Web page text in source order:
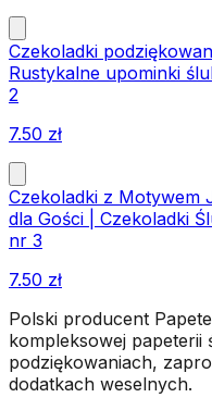
Czekoladki
Rustykalne upominki
2
7.50 zł
Czekoladki z Motywem
dla Gości | Czekoladki
nr 3
7.50 zł
Polski producent
kompleksowej papeterii
podziękowaniach,
dodatkach weselnych.